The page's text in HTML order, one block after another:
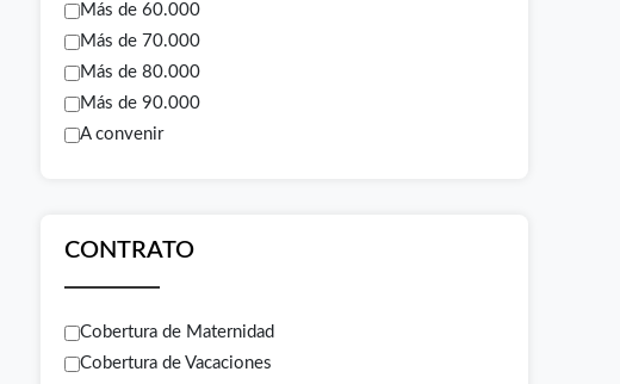
Más de 60.000
Más de 70.000
Más de 80.000
Más de 90.000
A convenir
CONTRATO
Cobertura de Maternidad
Cobertura de Vacaciones